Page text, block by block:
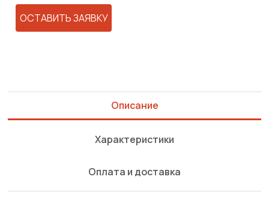
ОСТАВИТЬ ЗАЯВКУ
Описание
Характеристики
Оплата и доставка